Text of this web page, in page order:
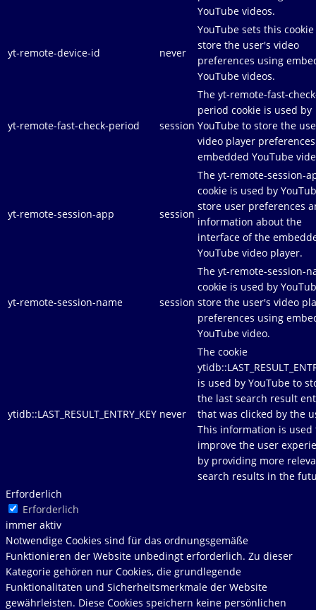
YouTube videos.
yt-remote-device-id never
YouTube sets this
store the user's video
preferences using
YouTube videos.
yt-remote-fast-check-period session
The yt-remote-fast-
period cookie is used by
YouTube to store the
video player
embedded YouTube
yt-remote-session-app session
The yt-remote-session-
cookie is used by
store user preferences
information about the
interface of the
YouTube video player.
yt-remote-session-name session
The yt-remote-session-
cookie is used by
store the user's video
preferences using
YouTube video.
ytidb::LAST_RESULT_ENTRY_KEY never
The cookie
is used by YouTube to
the last search result
that was clicked by the
This information is used
improve the user
by providing more
search results in the
Erforderlich
Erforderlich
immer aktiv
Notwendige Cookies sind für das ordnungsgemäße
Funktionieren der Website unbedingt erforderlich. Zu dieser
Kategorie gehören nur Cookies, die grundlegende
Funktionalitäten und Sicherheitsmerkmale der Website
gewährleisten. Diese Cookies speichern keine persönlichen